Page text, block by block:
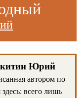
Юрий
автором по
всего лишь